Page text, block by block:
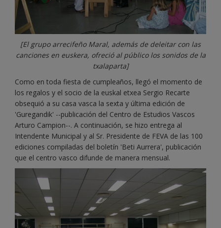
[El grupo arrecifeño Maral, además de deleitar con las
canciones en euskera, ofreció al público los sonidos de la
txalaparta]
Como en toda fiesta de cumpleaños, llegó el momento de
los regalos y el socio de la euskal etxea Sergio Recarte
obsequió a su casa vasca la sexta y última edición de
'Guregandik' --publicación del Centro de Estudios Vascos
Arturo Campion--. A continuación, se hizo entrega al
Intendente Municipal y al Sr. Presidente de FEVA de las 100
ediciones compiladas del boletín 'Beti Aurrera', publicación
que el centro vasco difunde de manera mensual.